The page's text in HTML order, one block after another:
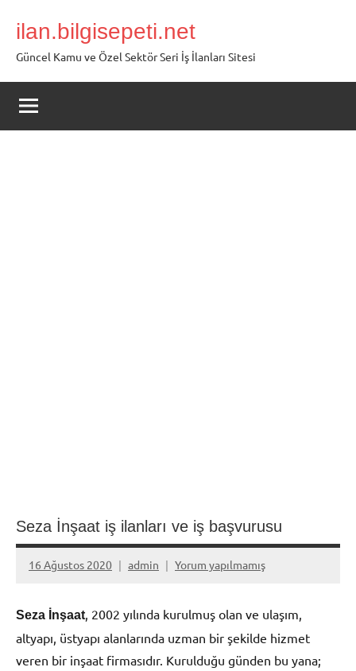
ilan.bilgisepeti.net
Güncel Kamu ve Özel Sektör Seri İş İlanları Sitesi
Seza İnşaat iş ilanları ve iş başvurusu
16 Ağustos 2020 admin Yorum yapılmamış
Seza İnşaat , 2002 yılında kurulmuş olan ve ulaşım,
altyapı, üstyapı alanlarında uzman bir şekilde hizmet
veren bir inşaat firmasıdır. Kurulduğu günden bu yana;